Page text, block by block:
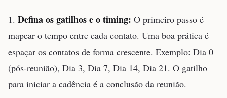
1. Defina os gatilhos e o timing: O primeiro passo é
mapear o tempo entre cada contato. Uma boa prática é
espaçar os contatos de forma crescente. Exemplo: Dia 0
(pós-reunião), Dia 3, Dia 7, Dia 14, Dia 21. O gatilho
para iniciar a cadência é a conclusão da reunião.